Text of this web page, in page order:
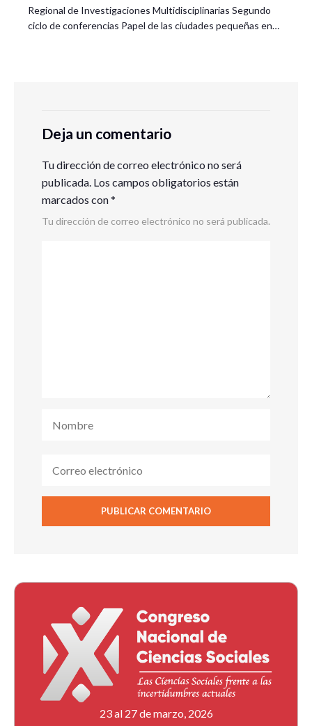
Regional de Investigaciones Multidisciplinarias Segundo
ciclo de conferencias Papel de las ciudades pequeñas en…
Deja un comentario
Tu dirección de correo electrónico no será
publicada. Los campos obligatorios están
marcados con*
Tu dirección de correo electrónico no será publicada.
23 al 27 de marzo, 2026